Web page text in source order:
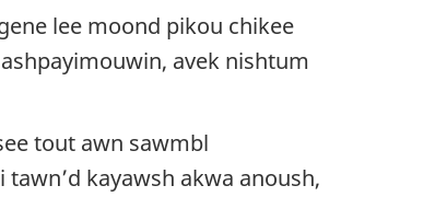
lee moond pikou chikee
avek nishtum
tout awn sawmbl
kayawsh akwa anoush,